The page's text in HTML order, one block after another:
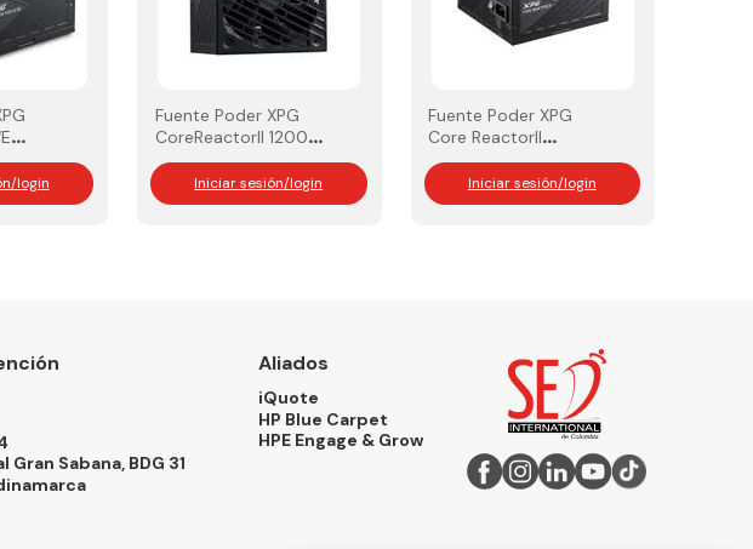
login
Fuente Poder XPG
CoreReactorII 1200W
80 Plus Gold
Iniciar sesión/login
Fuente Poder XPG
Core ReactorII
1000W 80 Plus Gold
Iniciar sesión/login
Sabana, BDG 31
Aliados
iQuote
HP Blue Carpet
HPE Engage & Grow